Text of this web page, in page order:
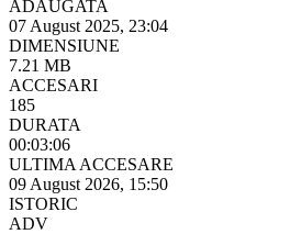
ADAUGATA
07 August 2025, 23:04
DIMENSIUNE
7.21 MB
ACCESARI
185
DURATA
00:03:06
ULTIMA ACCESARE
09 August 2026, 15:50
ISTORIC
ADV